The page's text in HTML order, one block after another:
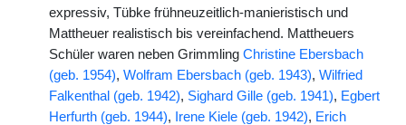
expressiv, Tübke frühneuzeitlich-manieristisch und
Mattheuer realistisch bis vereinfachend. Mattheuers
Schüler waren neben Grimmling Christine Ebersbach
(geb. 1954), Wolfram Ebersbach (geb. 1943), Wilfried
Falkenthal (geb. 1942), Sighard Gille (geb. 1941), Egbert
Herfurth (geb. 1944), Irene Kiele (geb. 1942), Erich